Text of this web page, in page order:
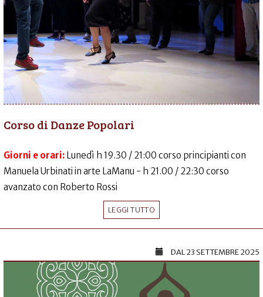
Corso di Danze Popolari
Giorni e orari: Lunedì h 19.30 / 21:00 corso principianti con
Manuela Urbinati in arte LaManu - h 21.00 / 22:30 corso
avanzato con Roberto Rossi
LEGGI TUTTO
DAL23 SETTEMBRE 2025